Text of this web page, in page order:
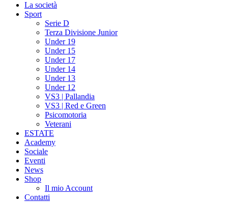
La società
Sport
Serie D
Terza Divisione Junior
Under 19
Under 15
Under 17
Under 14
Under 13
Under 12
VS3 | Pallandia
VS3 | Red e Green
Psicomotoria
Veterani
ESTATE
Academy
Sociale
Eventi
News
Shop
Il mio Account
Contatti